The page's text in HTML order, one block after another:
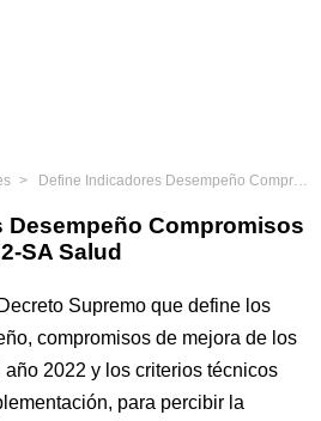
Define Indicadores Desempeño Compromisos Mejora DS 001-2022-SA Salud
Desempeño Compromisos
SA Salud
Supremo que define los
compromisos de mejora de los
2022 y los criterios técnicos
para percibir la